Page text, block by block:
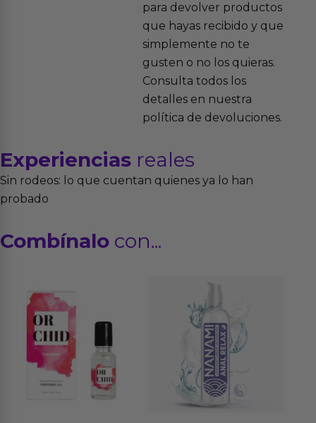
para devolver productos
que hayas recibido y que
simplemente no te
gusten o no los quieras.
Consulta todos los
detalles en nuestra
política de devoluciones.
Experiencias reales
Sin rodeos: lo que cuentan quienes ya lo han
probado
Combínalo con...